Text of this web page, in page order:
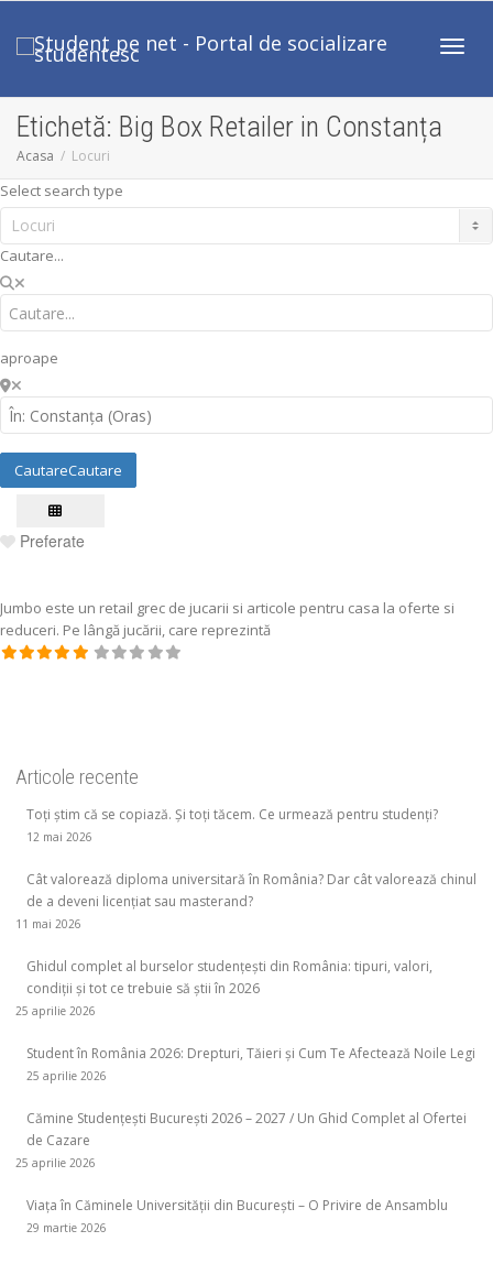
Etichetă: Big Box Retailer in Constanța
Acasa Locuri
Select search type
Cautare...
aproape
CautareCautare
Preferate
Jumbo este un retail grec de jucarii si articole pentru casa la oferte si
reduceri. Pe lângă jucării, care reprezintă
Articole recente
Toți știm că se copiază. Și toți tăcem. Ce urmează pentru studenți?
12 mai 2026
Cât valorează diploma universitară în România? Dar cât valorează chinul
de a deveni licențiat sau masterand?
11 mai 2026
Ghidul complet al burselor studențești din România: tipuri, valori,
condiții și tot ce trebuie să știi în 2026
25 aprilie 2026
Student în România 2026: Drepturi, Tăieri și Cum Te Afectează Noile Legi
25 aprilie 2026
Cămine Studențești București 2026 – 2027 / Un Ghid Complet al Ofertei
de Cazare
25 aprilie 2026
Viața în Căminele Universității din București – O Privire de Ansamblu
29 martie 2026